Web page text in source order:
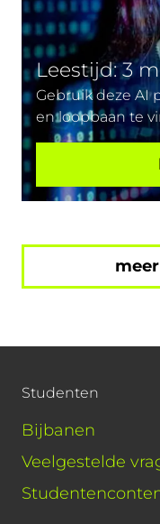
Gebruik deze AI
en loopbaan te
Leestijd: 3
Studenten
Bijbanen
Veelgestelde